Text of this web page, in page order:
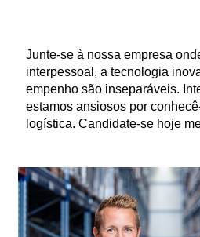
Junte-se à nossa empresa
interpessoal, a tecnologia
empenho são inseparáveis.
estamos ansiosos por
logística. Candidate-se hoje